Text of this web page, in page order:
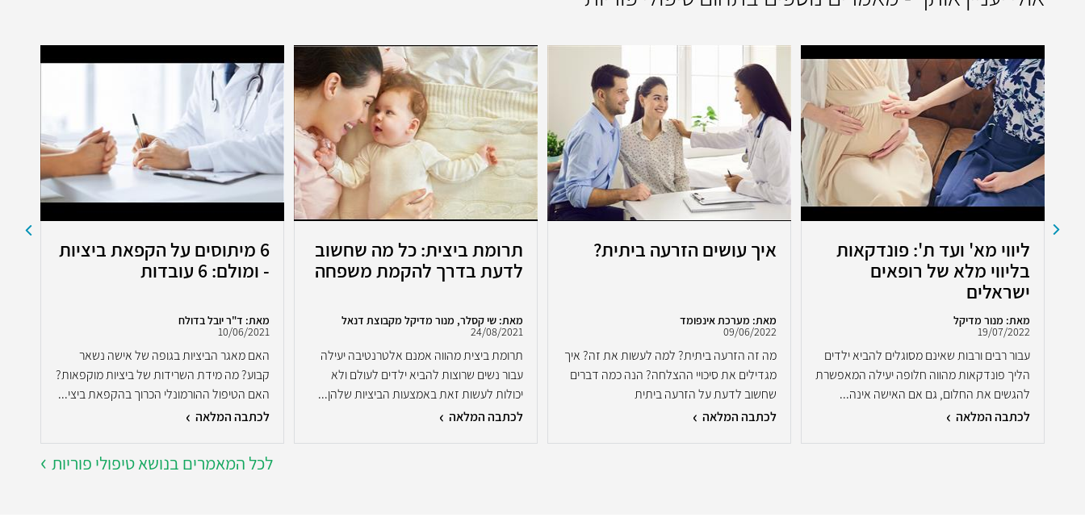
ליווי מא' ועד ת': פונדקאות
בליווי מלא של רופאים
ישראלים
מאת: מנור מדיקל
19/07/2022
עבור רבים ורבות שאינם מסוגלים להביא ילדים
הליך פונדקאות מהווה חלופה יעילה המאפשרת
להגשים את החלום, גם אם האישה אינה...
לכתבה המלאה
איך עושים הזרעה ביתית?
מאת: מערכת אינפומד
09/06/2022
מה זה הזרעה ביתית? למה לעשות את זה? איך
מגדילים את סיכויי ההצלחה? הנה כמה דברים
שחשוב לדעת על הזרעה ביתית
לכתבה המלאה
תרומת ביצית: כל מה שחשוב
לדעת בדרך להקמת משפחה
מאת: שי קסלר, מנור מדיקל מקבוצת דנאל
24/08/2021
תרומת ביצית מהווה אמנם אלטרנטיבה יעילה
עבור נשים שרוצות להביא ילדים לעולם ולא
יכולות לעשות זאת באמצעות הביציות שלהן...
לכתבה המלאה
6 מיתוסים על הקפאת ביציות
- ומולם: 6 עובדות
מאת: ד"ר יובל בדולח
10/06/2021
האם מאגר הביציות בגופה של אישה נשאר
קבוע? מה מידת השרידות של ביציות מוקפאות?
האם הטיפול ההורמונלי הכרוך בהקפאת ביצי...
לכתבה המלאה
לכל המאמרים בנושא טיפולי פוריות